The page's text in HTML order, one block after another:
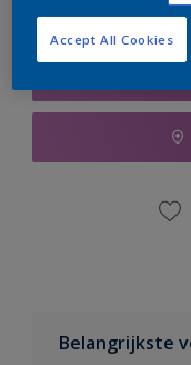
Belangrijkste
Accept All Cookies